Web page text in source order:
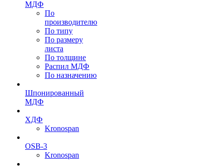
МДФ
По
производителю
По типу
По размеру
листа
По толщине
Распил МДФ
По назначению
Шпонированный
МДФ
ХДФ
Kronospan
OSB-3
Kronospan